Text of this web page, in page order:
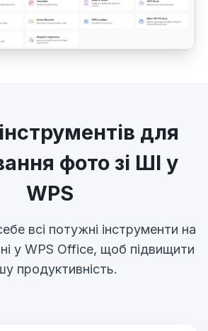
для
фото зі ШІ у
WPS
всі потужні інструменти на
у WPS Office, щоб підвищити
продуктивність.